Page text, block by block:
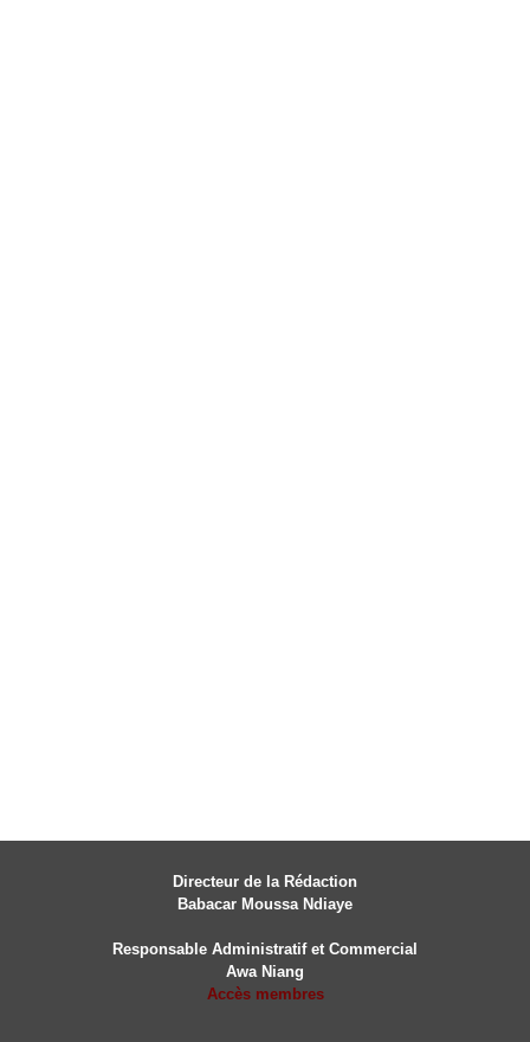
Directeur de la Rédaction
Babacar Moussa Ndiaye
Responsable Administratif et Commercial
Awa Niang
Accès membres